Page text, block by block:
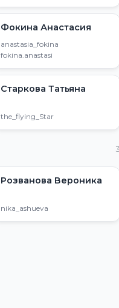
Фокина Анастасия
anastasia_fokina
fokina.anastasi
Старкова Татьяна
the_flying_Star
Розванова Вероника
nika_ashueva